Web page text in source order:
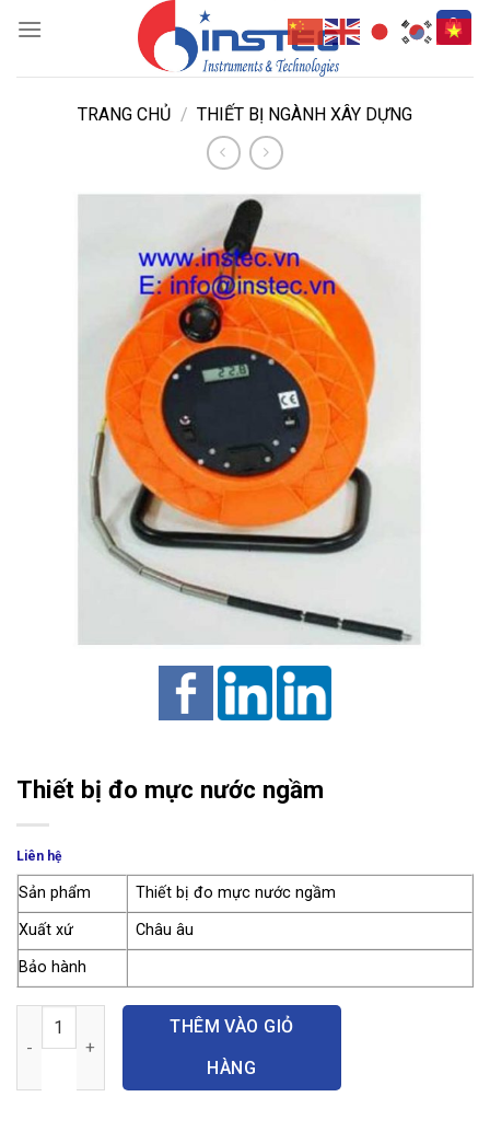
TRANG CHỦ / THIẾT BỊ NGÀNH XÂY DỰNG
Thiết bị đo mực nước ngầm
Liên hệ
Sản phẩm
Thiết bị đo mực nước ngầm
Xuất xứ
Châu âu
Bảo hành
Thiết bị đo mực nước ngầm số lượng
THÊM VÀO GIỎ
HÀNG